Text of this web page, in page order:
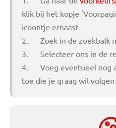
klik bij het kopje
icoontje ernaast
2. Zoek in de zoekbalk
3. Selecteer ons in de
4. Voeg eventueel nog
toe die je graag wil volgen